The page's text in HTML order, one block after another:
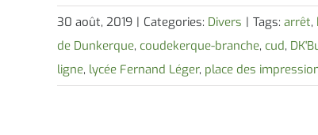
30 août, 2019 | Categories: Divers | Tags: arrêt,
de Dunkerque, coudekerque-branche, cud,
ligne, lycée Fernand Léger, place des